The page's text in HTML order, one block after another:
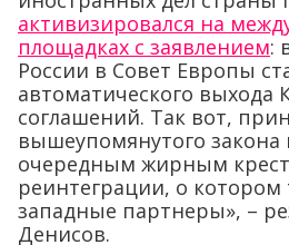
активизировался на
площадках с заявлением:
России в Совет Европы
автоматического выхода
соглашений. Так вот,
вышеупомянутого закона
очередным жирным
реинтеграции, о котором
западные партнеры», –
Денисов.